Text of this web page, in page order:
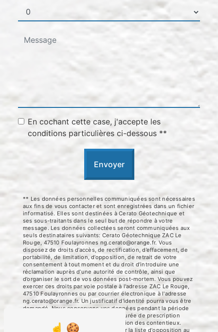
En cochant cette case, j'accepte les
conditions particulières ci-dessous **
Envoyer
** Les données personnelles communiquées sont nécessaires
aux fins de vous contacter et sont enregistrées dans un fichier
informatisé. Elles sont destinées à Cerato Géotechnique et
ses sous-traitants dans le seul but de répondre à votre
message. Les données collectées seront communiquées aux
seuls destinataires suivants: Cerato Géotechnique ZAC Le
Rouge, 47510 Foulayronnes ng.cerato@orange.fr. Vous
disposez de droits d’accès, de rectification, d’effacement, de
portabilité, de limitation, d’opposition, de retrait de votre
consentement à tout moment et du droit d’introduire une
réclamation auprès d’une autorité de contrôle, ainsi que
d’organiser le sort de vos données post-mortem. Vous pouvez
exercer ces droits par voie postale à l'adresse ZAC Le Rouge,
47510 Foulayronnes ou par courrier électronique à l'adresse
ng.cerato@orange.fr. Un justificatif d'identité pourra vous être
demandé. Nous conservons vos données pendant la période
de prise de contact puis pendant la durée de prescription
légale aux fins probatoires et de gestion des contentieux.
Vous avez le droit de vous inscrire sur la liste d'opposition au